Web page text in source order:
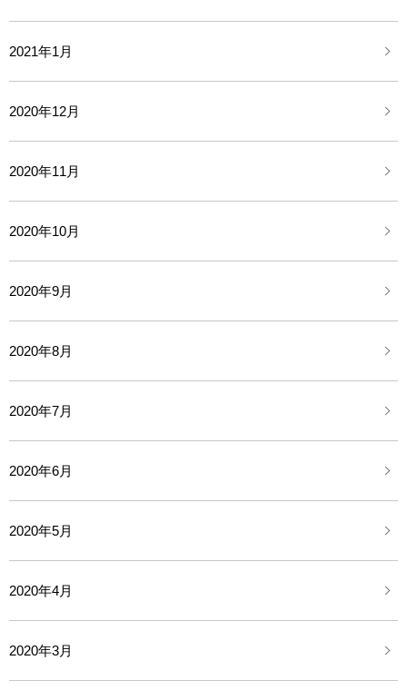
2021年1月
2020年12月
2020年11月
2020年10月
2020年9月
2020年8月
2020年7月
2020年6月
2020年5月
2020年4月
2020年3月